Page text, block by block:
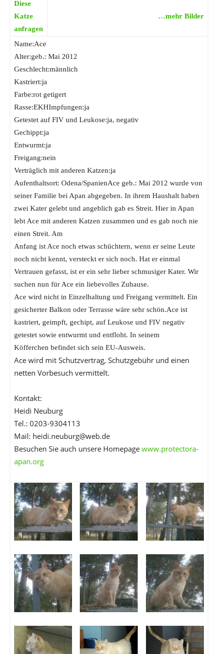
Diese
Katze
anfragen
…mehr Bilder
Name:Ace
Alter:geb.: Mai 2012
Geschlecht:männlich
Kastriert:ja
Farbe:rot getigert
Rasse:EKHImpfungen:ja
Getestet auf FIV und Leukose:ja, negativ
Gechippt:ja
Entwurmt:ja
Freigang:nein
Verträglich mit anderen Katzen:ja
Aufenthaltsort: Odena/SpanienAce geb.: Mai 2012 wurde von
seiner Familie bei Apan abgegeben. In ihrem Haushalt haben
zwei Kater gelebt und angeblich gab es Streit. Hier in Apan
lebt Ace mit anderen Katzen zusammen und es gab noch nie
einen Streit. Am
Anfang ist Ace noch etwas schüchtern, wenn er seine Leute
noch nicht kennt, versteckt er sich noch. Hat er einmal
Vertrauen gefasst, ist er ein sehr lieber schmusiger Kater. Wir
suchen nun für Ace ein liebevolles Zuhause.
Ace wird nicht in Einzelhaltung und Freigang vermittelt. Ein
gesicherter Balkon oder Terrasse wäre sehr schön.Ace ist
kastriert, geimpft, gechipt, auf Leukose und FIV negativ
getestet sowie entwurmt und entfloht. In seinem
Köfferchen befindet sich sein EU-Ausweis.
Ace wird mit Schutzvertrag, Schutzgebühr und einen
netten Vorbesuch vermittelt.
Kontakt:
Heidi Neuburg
Tel.: 0203-9304113
Mail: heidi.neuburg@web.de
Besuchen Sie auch unsere Homepage www.protectora-
apan.org